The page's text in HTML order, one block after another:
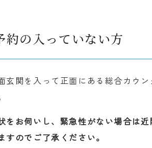
約の入っていない方
玄関を入って正面にある総合カウ
をお伺いし、緊急性がない場合は
すのでご了承ください。